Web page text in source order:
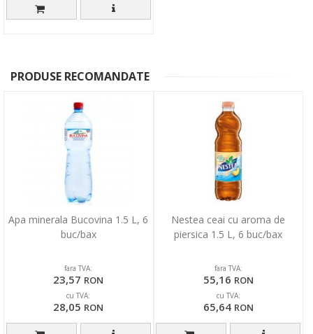
PRODUSE RECOMANDATE
Apa minerala Bucovina 1.5 L, 6
buc/bax
fara TVA:
23,57 RON
cu TVA:
28,05 RON
Nestea ceai cu aroma de
piersica 1.5 L, 6 buc/bax
fara TVA:
55,16 RON
cu TVA:
65,64 RON